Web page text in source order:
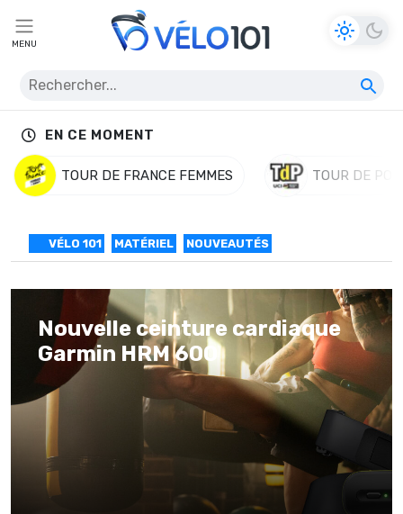
MENU
EN CE MOMENT
TOUR DE FRANCE FEMMES TOUR DE
VÉLO 101 MATÉRIEL NOUVEAUTÉS
Nouvelle ceinture cardiaque
Garmin HRM 600